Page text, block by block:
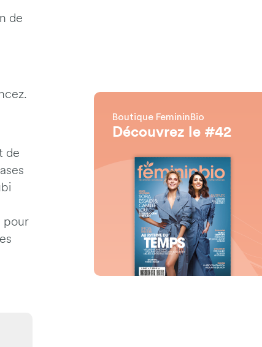
Boutique FemininBio
Découvrez le #42
de
de
pour